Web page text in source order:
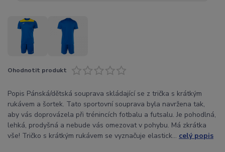
Ohodnotit produkt
Popis Pánská/dětská souprava skládající se z trička s krátkým
rukávem a šortek. Tato sportovní souprava byla navržena tak,
aby vás doprovázela při trénincích fotbalu a futsalu. Je pohodlná,
lehká, prodyšná a nebude vás omezovat v pohybu. Má zkrátka
vše! Tričko s krátkým rukávem se vyznačuje elastick... celý popis